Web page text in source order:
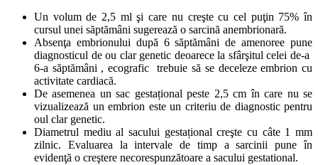
Un volum de 2,5 ml şi care nu creşte cu cel puţin 75% în
cursul unei săptămâni sugerează o sarcină anembrionară.
Absenţa embrionului după 6 săptămâni de amenoree pune
diagnosticul de ou clar genetic deoarece la sfârşitul celei de-a
6-a săptămâni , ecografic trebuie să se deceleze embrion cu
activitate cardiacă.
De asemenea un sac gestațional peste 2,5 cm în care nu se
vizualizează un embrion este un criteriu de diagnostic pentru
oul clar genetic.
Diametrul mediu al sacului gestațional creşte cu câte 1 mm
zilnic. Evaluarea la intervale de timp a sarcinii pune în
evidenţă o creştere necorespunzătoare a sacului gestational.